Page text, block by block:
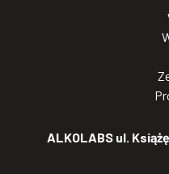
ALKOLABS ul.